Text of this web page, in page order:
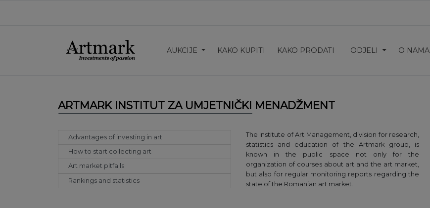
AUKCIJE KAKO KUPITI KAKO PRODATI ODJELI O NAMA
ARTMARK INSTITUT ZA UMJETNIČKI MENADŽMENT
Advantages of investing in art
How to start collecting art
Art market pitfalls
Rankings and statistics
The Institute of Art Management, division for research,
statistics and education of the Artmark group, is
known in the public space not only for the
organization of courses about art and the art market,
but also for regular monitoring reports regarding the
state of the Romanian art market.